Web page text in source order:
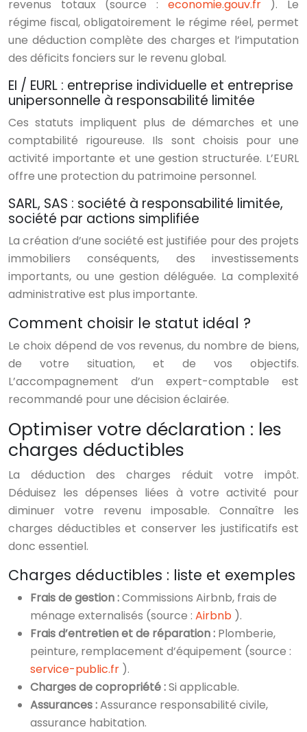
revenus totaux (source : economie.gouv.fr
). Le
régime fiscal, obligatoirement le régime réel, permet
une déduction complète des charges et l’imputation
des déficits fonciers sur le revenu global.
EI / EURL : entreprise individuelle et entreprise
unipersonnelle à responsabilité limitée
Ces statuts impliquent plus de démarches et une
comptabilité rigoureuse. Ils sont choisis pour une
activité importante et une gestion structurée. L’EURL
offre une protection du patrimoine personnel.
SARL, SAS : société à responsabilité limitée,
société par actions simplifiée
La création d’une société est justifiée pour des projets
immobiliers conséquents, des investissements
importants, ou une gestion déléguée. La complexité
administrative est plus importante.
Comment choisir le statut idéal ?
Le choix dépend de vos revenus, du nombre de biens,
de votre situation, et de vos objectifs.
L’accompagnement d’un expert-comptable est
recommandé pour une décision éclairée.
Optimiser votre déclaration : les
charges déductibles
La déduction des charges réduit votre impôt.
Déduisez les dépenses liées à votre activité pour
diminuer votre revenu imposable. Connaître les
charges déductibles et conserver les justificatifs est
donc essentiel.
Charges déductibles : liste et exemples
Frais de gestion :Commissions Airbnb, frais de
ménage externalisés (source : Airbnb ).
Frais d’entretien et de réparation : Plomberie,
peinture, remplacement d’équipement (source :
service-public.fr ).
Charges de copropriété :Si applicable.
Assurances :Assurance responsabilité civile,
assurance habitation.